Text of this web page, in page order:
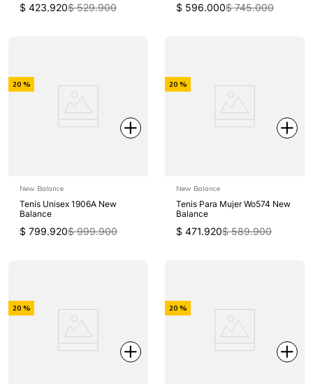
$ 423.920$ 529.900 $ 596.000$ 745.000
20 %
New Balance
Tenis Unisex 1906A New
Balance
$ 799.920$ 999.900
20 %
New Balance
Tenis Para Mujer Wo574 New
Balance
$ 471.920$ 589.900
20 % 20 %